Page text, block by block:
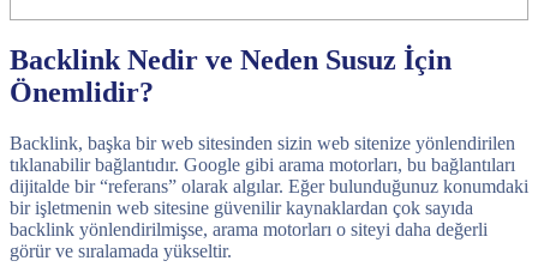
Backlink Nedir ve Neden Susuz İçin
Önemlidir?
Backlink, başka bir web sitesinden sizin web sitenize yönlendirilen
tıklanabilir bağlantıdır. Google gibi arama motorları, bu bağlantıları
dijitalde bir “referans” olarak algılar. Eğer bulunduğunuz konumdaki
bir işletmenin web sitesine güvenilir kaynaklardan çok sayıda
backlink yönlendirilmişse, arama motorları o siteyi daha değerli
görür ve sıralamada yükseltir.